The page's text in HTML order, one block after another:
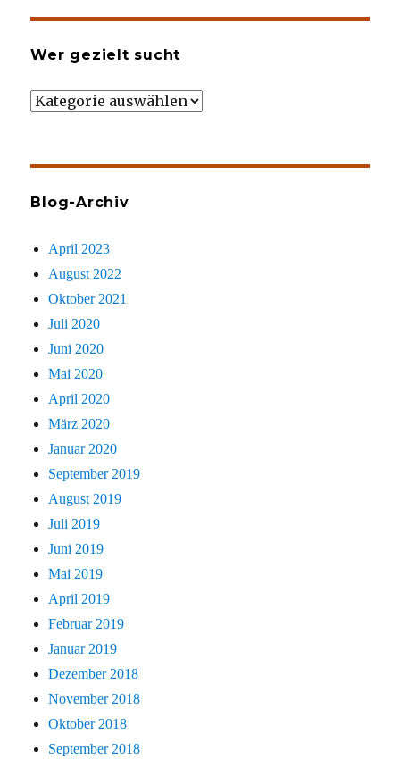
Wer gezielt sucht
Wer
Blog-Archiv
April 2023
August 2022
Oktober 2021
Juli 2020
Juni 2020
Mai 2020
April 2020
März 2020
Januar 2020
September 2019
August 2019
Juli 2019
Juni 2019
Mai 2019
April 2019
Februar 2019
Januar 2019
Dezember 2018
November 2018
Oktober 2018
September 2018